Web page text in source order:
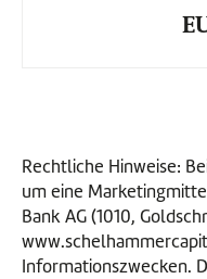
Rechtliche Hinweise:
um eine
Bank AG (1010,
Informationszwecken.